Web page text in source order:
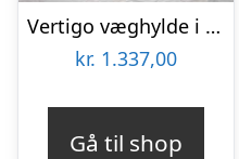
Vertigo væghylde i natur egetræ
kr. 1.337,00
Gå til shop